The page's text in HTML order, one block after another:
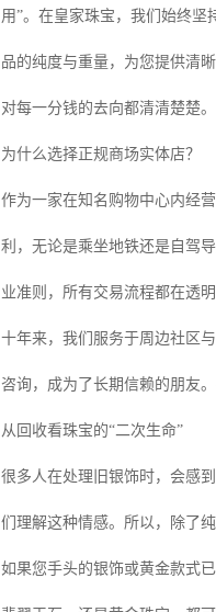
用”。在皇家珠宝，我们始终
品的纯度与重量，为您提供清
对每一分钱的去向都清清楚楚。
为什么选择正规商场实体店？
作为一家在知名购物中心内经
利，无论是乘坐地铁还是自驾
业准则，所有交易流程都在透
十年来，我们服务于周边社区
咨询，成为了长期信赖的朋友
从回收看珠宝的“二次生命”
很多人在处理旧银饰时，会感
们理解这种情感。所以，除了
如果您手头的银饰或黄金款式